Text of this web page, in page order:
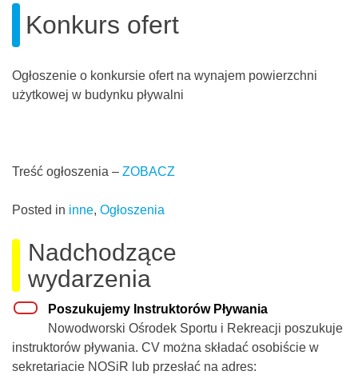
Konkurs ofert
Ogłoszenie o konkursie ofert na wynajem powierzchni
użytkowej w budynku pływalni
Treść ogłoszenia – ZOBACZ
Posted in inne, Ogłoszenia
Nadchodzące
wydarzenia
Poszukujemy Instruktorów Pływania
Nowodworski Ośrodek Sportu i Rekreacji poszukuje
instruktorów pływania. CV można składać osobiście w
sekretariacie NOSiR lub przesłać na adres: